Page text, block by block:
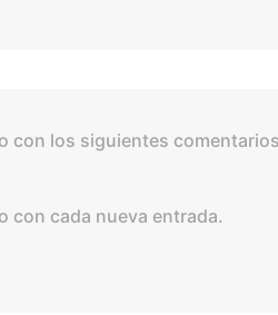
con los siguientes
con cada nueva entrada.